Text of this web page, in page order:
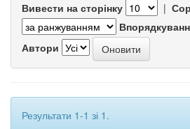
Вивести на сторінку |
Автори
Результати 1-1 зі 1.